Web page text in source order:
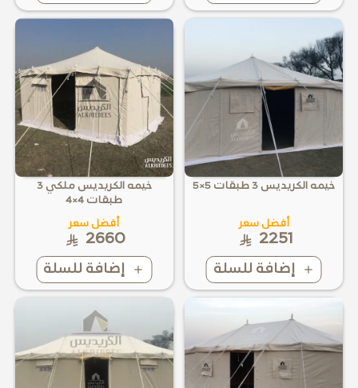
إضافة للسلة
خيمه الكريديس 3 طبقات 5×5
أفضل سعر
2251
إضافة للسلة
خيمه الكريديس ملكي 3
طبقات 4×4
أفضل سعر
2660